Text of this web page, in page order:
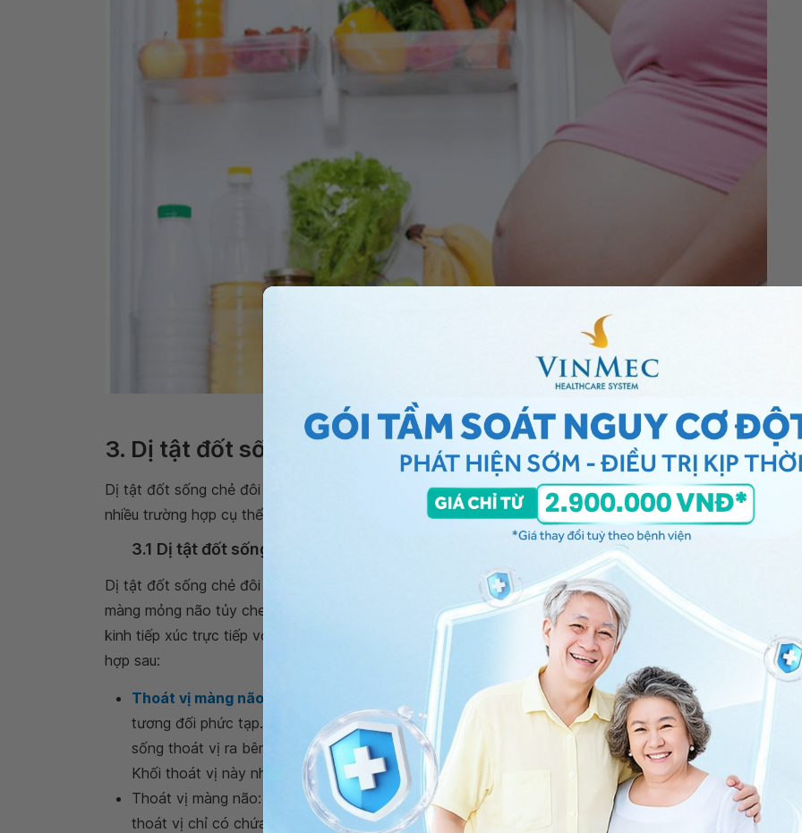
Thiếu acid folic là một trong những nguyên nhân đốt sống chẻ đôi
3. Dị tật đốt sống chẻ đôi có những loại nào?
Dị tật đốt sống chẻ đôi có 2 loại chính, đó là thể kín và thể hở. Trong mỗi loại lại được chia thành
nhiều trường hợp cụ thể khác nhau.
3.1 Dị tật đốt sống chẻ đôi thể hở
Dị tật đốt sống chẻ đôi thể hở là tổn thương thường gặp, chiếm tỷ lệ khoảng 85 - 90%. Một lớp
màng mỏng não tủy che phủ hoặc không có lớp màng bao quanh tạo điều kiện để những mô thần
kinh tiếp xúc trực tiếp với dịch ối bên ngoài.
Dị tật đốt sống chẻ đôi thể hở bao gồm các trường
hợp sau:
Thoát vị màng não - tuỷ sống
: Đây là dạng dị tật phổ biến nhất trong thể hở với tổn thương
tương đối phức tạp. Dịch não tủy và một số thành phần trong cấu trúc thần kinh của tủy
sống thoát vị ra bên ngoài ống đốt sống và được bao bọc bởi một lớp màng não tủy mỏng.
Khối thoát vị này nhô cao hơn bề mặt của da.
Thoát vị màng não: Đây là dị tật thể hở hiếm gặp, lớp màng não tủy mỏng bao phủ khối
thoát vị chỉ có chứa dịch não tủy, còn tủy sống và các rễ thần kinh thì vẫn ở trong ống đốt